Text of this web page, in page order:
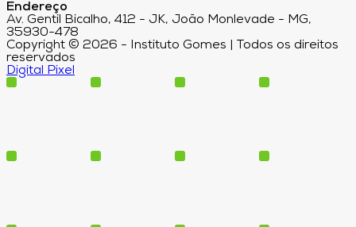
Endereço
Av. Gentil Bicalho, 412 - JK, João Monlevade - MG,
35930-478
Copyright © 2026 - Instituto Gomes | Todos os direitos
reservados
Digital Pixel